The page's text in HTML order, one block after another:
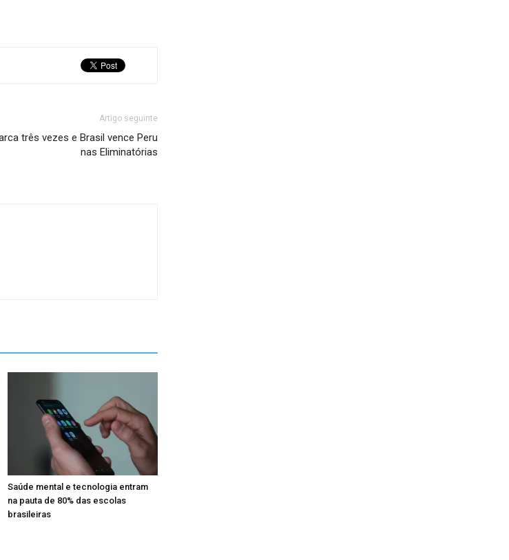
Artigo seguinte
três vezes e Brasil vence Peru
nas Eliminatórias
Saúde mental e tecnologia entram
na pauta de 80% das escolas
brasileiras